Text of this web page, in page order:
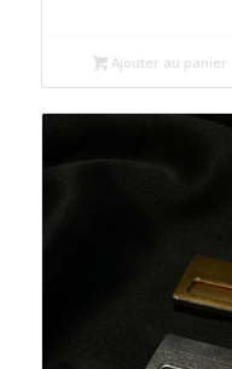
était :
د.م.30.00.
Ajouter au panier